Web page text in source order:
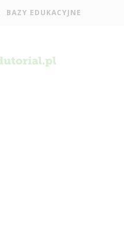
BAZY EDUKACYJNE